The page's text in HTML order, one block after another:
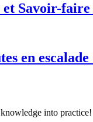
Savoir-
en escalade
into practice!